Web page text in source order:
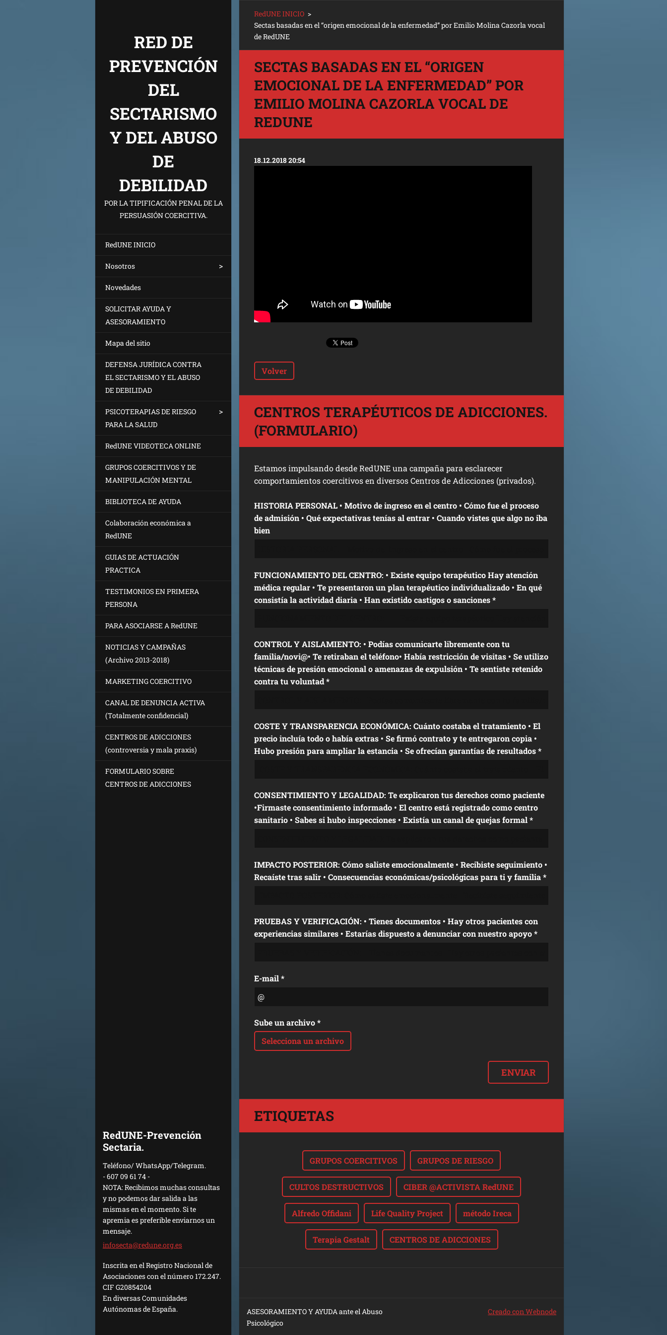
RED DE
PREVENCIÓN
DEL
SECTARISMO
Y DEL ABUSO
DE
DEBILIDAD
POR LA TIPIFICACIÓN PENAL DE LA
PERSUASIÓN COERCITIVA.
RedUNE INICIO
Nosotros
Novedades
SOLICITAR AYUDA Y
ASESORAMIENTO
Mapa del sitio
DEFENSA JURÍDICA CONTRA
EL SECTARISMO Y EL ABUSO
DE DEBILIDAD
PSICOTERAPIAS DE RIESGO
PARA LA SALUD
RedUNE VIDEOTECA ONLINE
GRUPOS COERCITIVOS Y DE
MANIPULACIÓN MENTAL
BIBLIOTECA DE AYUDA
Colaboración económica a
RedUNE
GUIAS DE ACTUACIÓN
PRACTICA
TESTIMONIOS EN PRIMERA
PERSONA
PARA ASOCIARSE A RedUNE
NOTICIAS Y CAMPAÑAS
(Archivo 2013-2018)
MARKETING COERCITIVO
CANAL DE DENUNCIA ACTIVA
(Totalmente confidencial)
CENTROS DE ADICCIONES
(controversia y mala praxis)
FORMULARIO SOBRE
CENTROS DE ADICCIONES
RedUNE-Prevención
Sectaria.
Teléfono/ WhatsApp/Telegram.
- 607 09 61 74 -
NOTA: Recibimos muchas consultas
y no podemos dar salida a las
mismas en el momento. Si te
apremia es preferible enviarnos un
mensaje.
infosecta@redune.org.es
Inscrita en el Registro Nacional de
Asociaciones con el número 172.247.
CIF G20854204
En diversas Comunidades
Autónomas de España.
RedUNE INICIO >
Sectas basadas en el “origen emocional de la enfermedad” por Emilio Molina Cazorla vocal
de RedUNE
SECTAS BASADAS EN EL “ORIGEN
EMOCIONAL DE LA ENFERMEDAD” POR
EMILIO MOLINA CAZORLA VOCAL DE
REDUNE
18.12.2018 20:54
Volver
CENTROS TERAPÉUTICOS DE ADICCIONES.
(FORMULARIO)
Estamos impulsando desde RedUNE una campaña para esclarecer
comportamientos coercitivos en diversos Centros de Adicciones (privados).
HISTORIA PERSONAL • Motivo de ingreso en el centro • Cómo fue el proceso
de admisión • Qué expectativas tenías al entrar • Cuando vistes que algo no iba
bien
FUNCIONAMIENTO DEL CENTRO: • Existe equipo terapéutico Hay atención
médica regular • Te presentaron un plan terapéutico individualizado • En qué
consistía la actividad diaria • Han existido castigos o sanciones *
CONTROL Y AISLAMIENTO: • Podías comunicarte libremente con tu
familia/novi@• Te retiraban el teléfono• Había restricción de visitas • Se utilizo
técnicas de presión emocional o amenazas de expulsión • Te sentiste retenido
contra tu voluntad *
COSTE Y TRANSPARENCIA ECONÓMICA: Cuánto costaba el tratamiento • El
precio incluía todo o había extras • Se firmó contrato y te entregaron copia •
Hubo presión para ampliar la estancia • Se ofrecían garantías de resultados *
CONSENTIMIENTO Y LEGALIDAD: Te explicaron tus derechos como paciente
•Firmaste consentimiento informado • El centro está registrado como centro
sanitario • Sabes si hubo inspecciones • Existía un canal de quejas formal *
IMPACTO POSTERIOR: Cómo saliste emocionalmente • Recibiste seguimiento •
Recaíste tras salir • Consecuencias económicas/psicológicas para ti y familia *
PRUEBAS Y VERIFICACIÓN: • Tienes documentos • Hay otros pacientes con
experiencias similares • Estarías dispuesto a denunciar con nuestro apoyo *
E-mail *
Sube un archivo *
Selecciona un archivo
ETIQUETAS
GRUPOS COERCITIVOS GRUPOS DE RIESGO
CULTOS DESTRUCTIVOS CIBER @ACTIVISTA RedUNE
Alfredo Offidani Life Quality Project método Ireca
Terapia Gestalt CENTROS DE ADICCIONES
ASESORAMIENTO Y AYUDA ante el Abuso
Psicológico
Creado con Webnode